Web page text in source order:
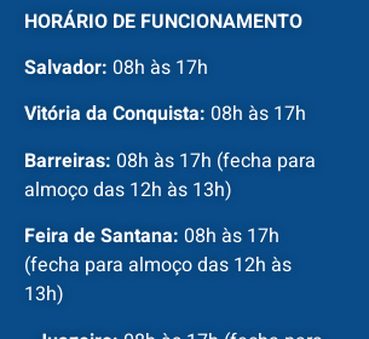
HORÁRIO DE FUNCIONAMENTO
Salvador: 08h às 17h
Vitória da Conquista: 08h às 17h
Barreiras: 08h às 17h (fecha para
almoço das 12h às 13h)
Feira de Santana: 08h às 17h
(fecha para almoço das 12h às
13h)